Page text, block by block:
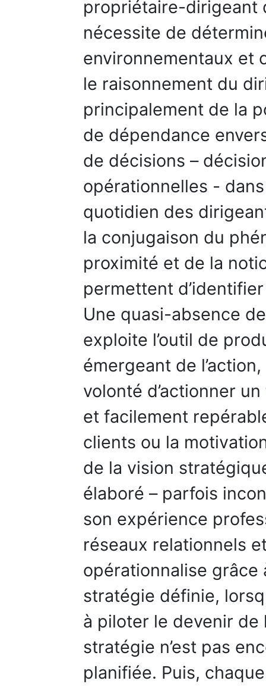
propriétaire-dirigeant
nécessite de
environnementaux et
le raisonnement du
principalement de la
de dépendance
de décisions –
opérationnelles -
quotidien des
la conjugaison du
proximité et de la
permettent
Une quasi-absence
exploite l’outil de
émergeant de
volonté d’actionner
et facilement
clients ou la
de la vision
élaboré – parfois
son expérience
réseaux relationnels
opérationnalise grâce
stratégie définie,
à piloter le devenir de
stratégie n’est pas
planifiée. Puis,